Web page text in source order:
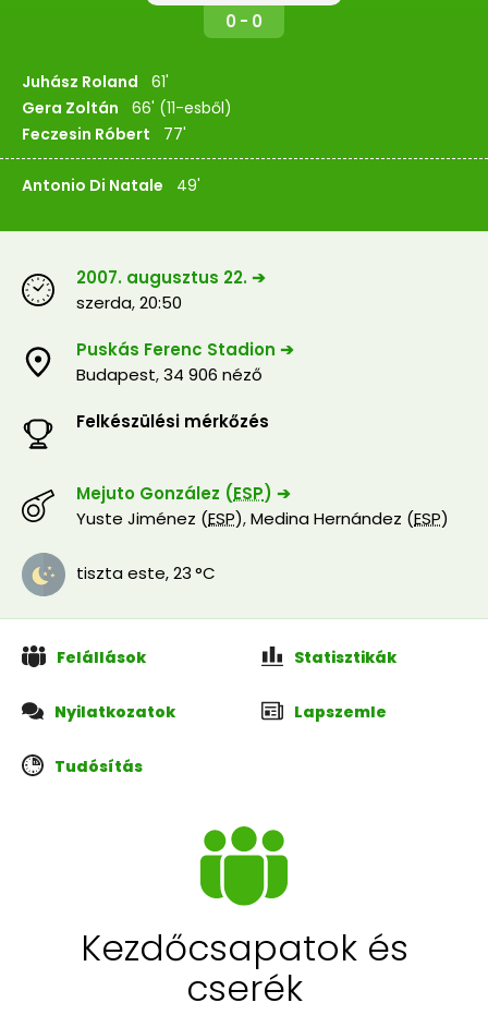
0 - 0
Juhász Roland 61'
Gera Zoltán 66' (11-esből)
Feczesin Róbert 77'
Antonio Di Natale 49'
2007. augusztus 22. ➔
szerda,20:50
Puskás Ferenc Stadion ➔
Budapest,34 906 néző
Felkészülési mérkőzés
Mejuto González (ESP) ➔
Yuste Jiménez (ESP),Medina Hernández (ESP)
tiszta este,23 °C
Felállások Statisztikák
Nyilatkozatok Lapszemle
Tudósítás
Kezdőcsapatok és
cserék